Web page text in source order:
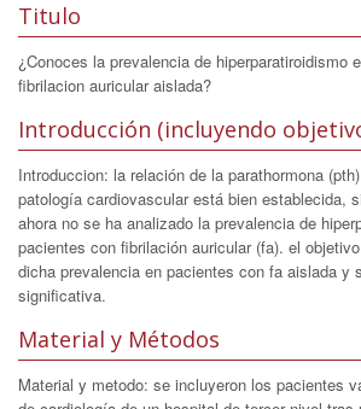
Titulo
¿Conoces la prevalencia de hiperparatiroidismo
fibrilacion auricular aislada?
Introducción (incluyendo
Introduccion: la relación de la parathormona
patología cardiovascular está bien establecida,
ahora no se ha analizado la prevalencia de
pacientes con fibrilación auricular (fa). el
dicha prevalencia en pacientes con fa aislada y
significativa.
Material y Métodos
Material y metodo: se incluyeron los pacientes